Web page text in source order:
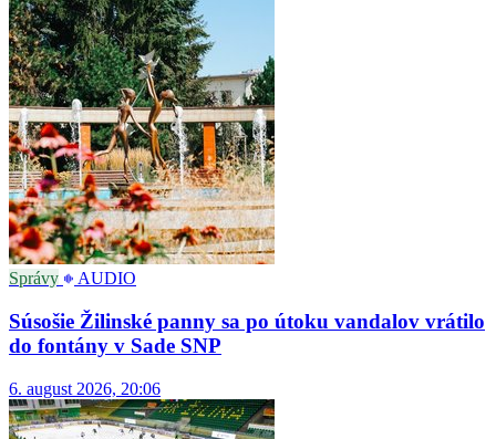
Správy AUDIO
Súsošie Žilinské panny sa po útoku vandalov vrátilo
do fontány v Sade SNP
6. august 2026, 20:06